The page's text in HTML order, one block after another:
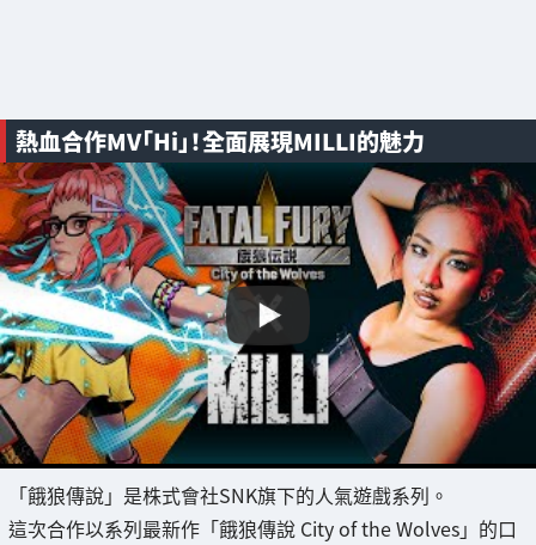
熱血合作MV「Hi」！全面展現MILLI的魅力
「餓狼傳說」是株式會社SNK旗下的人氣遊戲系列。
這次合作以系列最新作「餓狼傳說 City of the Wolves」的口